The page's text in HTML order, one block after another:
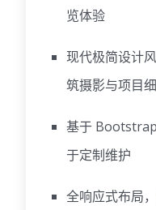
览体验
现代极简设计
筑摄影与项目
基于
于定制维护
全响应式布局